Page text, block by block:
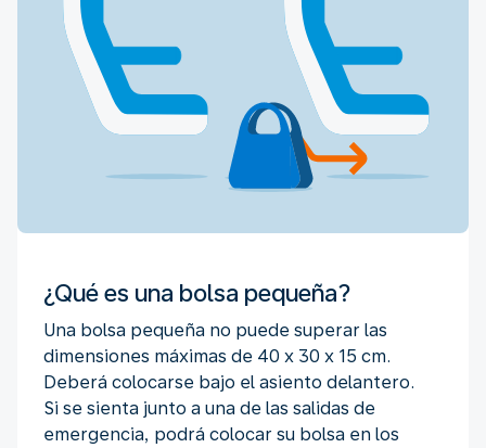
¿Qué es una bolsa pequeña?
Una bolsa pequeña no puede superar las
dimensiones máximas de 40 x 30 x 15 cm.
Deberá colocarse bajo el asiento delantero.
Si se sienta junto a una de las salidas de
emergencia, podrá colocar su bolsa en los